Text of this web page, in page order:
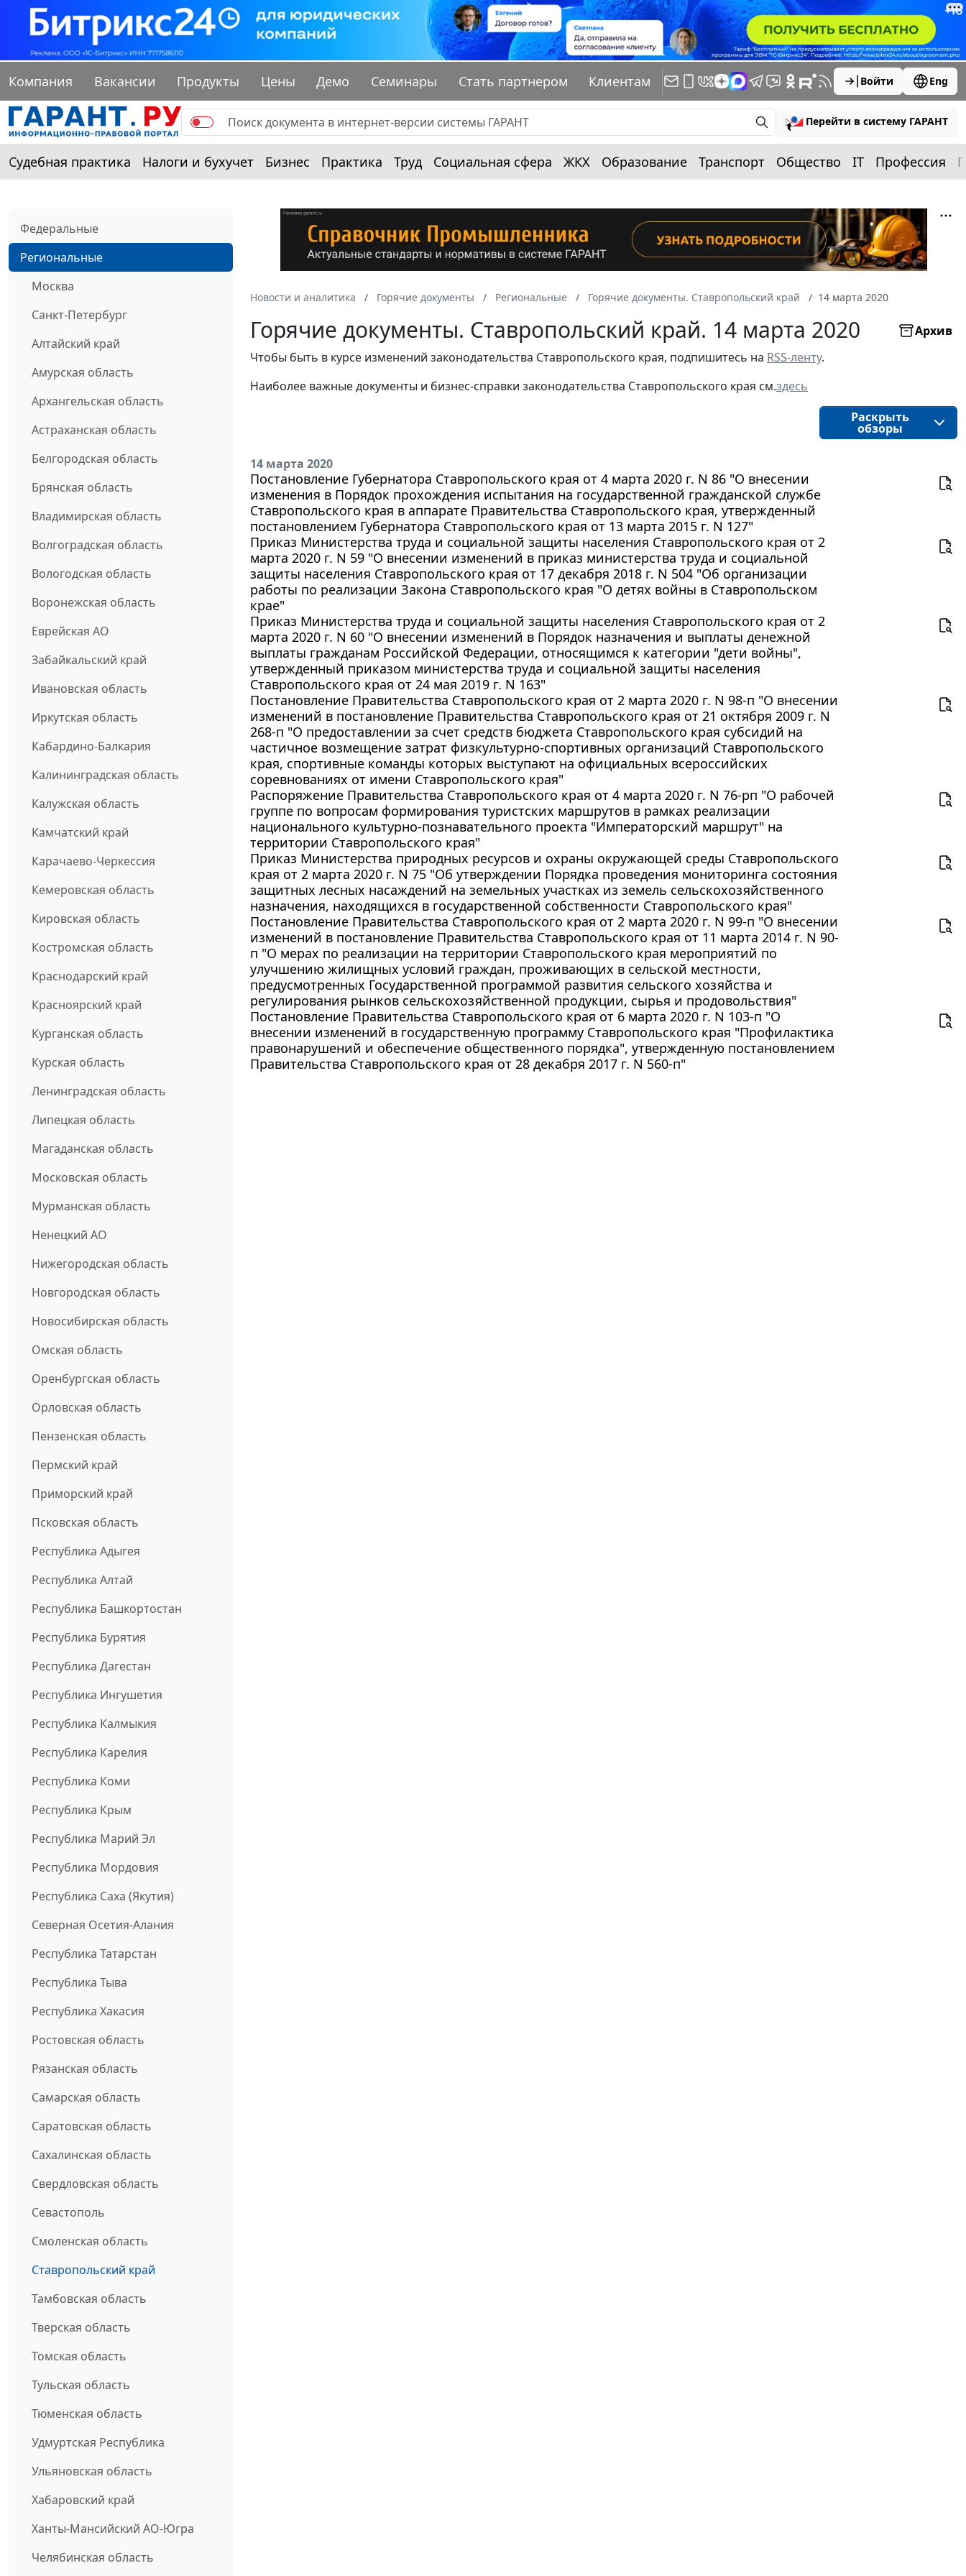
Компания Вакансии Продукты Цены Демо Семинары Стать партнером Клиентам Войти Eng
Перейти в систему ГАРАНТ
Судебная практика Налоги и бухучет Бизнес Практика Труд Социальная сфера ЖКХ Образование Транспорт Общество IT Профессия
Федеральные
Региональные
Москва
Санкт-Петербург
Алтайский край
Амурская область
Архангельская область
Астраханская область
Белгородская область
Брянская область
Владимирская область
Волгоградская область
Вологодская область
Воронежская область
Еврейская АО
Забайкальский край
Ивановская область
Иркутская область
Кабардино-Балкария
Калининградская область
Калужская область
Камчатский край
Карачаево-Черкессия
Кемеровская область
Кировская область
Костромская область
Краснодарский край
Красноярский край
Курганская область
Курская область
Ленинградская область
Липецкая область
Магаданская область
Московская область
Мурманская область
Ненецкий АО
Нижегородская область
Новгородская область
Новосибирская область
Омская область
Оренбургская область
Орловская область
Пензенская область
Пермский край
Приморский край
Псковская область
Республика Адыгея
Республика Алтай
Республика Башкортостан
Республика Бурятия
Республика Дагестан
Республика Ингушетия
Республика Калмыкия
Республика Карелия
Республика Коми
Республика Крым
Республика Марий Эл
Республика Мордовия
Республика Саха (Якутия)
Северная Осетия-Алания
Республика Татарстан
Республика Тыва
Республика Хакасия
Ростовская область
Рязанская область
Самарская область
Саратовская область
Сахалинская область
Свердловская область
Севастополь
Смоленская область
Ставропольский край
Тамбовская область
Тверская область
Томская область
Тульская область
Тюменская область
Удмуртская Республика
Ульяновская область
Хабаровский край
Ханты-Мансийский АО-Югра
Челябинская область
Новости и аналитика Горячие документы Региональные Горячие документы. Ставропольский край 14 марта 2020
Горячие документы. Ставропольский край. 14 марта 2020
Архив
Чтобы быть в курсе изменений законодательства Ставропольского края, подпишитесь на RSS-ленту.
Наиболее важные документы и бизнес-справки законодательства Ставропольского края см.здесь
Раскрыть
обзоры
14 марта 2020
Постановление Губернатора Ставропольского края от 4 марта 2020 г. N 86 "О внесении
изменения в Порядок прохождения испытания на государственной гражданской службе
Ставропольского края в аппарате Правительства Ставропольского края, утвержденный
постановлением Губернатора Ставропольского края от 13 марта 2015 г. N 127"
Приказ Министерства труда и социальной защиты населения Ставропольского края от 2
марта 2020 г. N 59 "О внесении изменений в приказ министерства труда и социальной
защиты населения Ставропольского края от 17 декабря 2018 г. N 504 "Об организации
работы по реализации Закона Ставропольского края "О детях войны в Ставропольском
крае"
Приказ Министерства труда и социальной защиты населения Ставропольского края от 2
марта 2020 г. N 60 "О внесении изменений в Порядок назначения и выплаты денежной
выплаты гражданам Российской Федерации, относящимся к категории "дети войны",
утвержденный приказом министерства труда и социальной защиты населения
Ставропольского края от 24 мая 2019 г. N 163"
Постановление Правительства Ставропольского края от 2 марта 2020 г. N 98-п "О внесении
изменений в постановление Правительства Ставропольского края от 21 октября 2009 г. N
268-п "О предоставлении за счет средств бюджета Ставропольского края субсидий на
частичное возмещение затрат физкультурно-спортивных организаций Ставропольского
края, спортивные команды которых выступают на официальных всероссийских
соревнованиях от имени Ставропольского края"
Распоряжение Правительства Ставропольского края от 4 марта 2020 г. N 76-рп "О рабочей
группе по вопросам формирования туристских маршрутов в рамках реализации
национального культурно-познавательного проекта "Императорский маршрут" на
территории Ставропольского края"
Приказ Министерства природных ресурсов и охраны окружающей среды Ставропольского
края от 2 марта 2020 г. N 75 "Об утверждении Порядка проведения мониторинга состояния
защитных лесных насаждений на земельных участках из земель сельскохозяйственного
назначения, находящихся в государственной собственности Ставропольского края"
Постановление Правительства Ставропольского края от 2 марта 2020 г. N 99-п "О внесении
изменений в постановление Правительства Ставропольского края от 11 марта 2014 г. N 90-
п "О мерах по реализации на территории Ставропольского края мероприятий по
улучшению жилищных условий граждан, проживающих в сельской местности,
предусмотренных Государственной программой развития сельского хозяйства и
регулирования рынков сельскохозяйственной продукции, сырья и продовольствия"
Постановление Правительства Ставропольского края от 6 марта 2020 г. N 103-п "О
внесении изменений в государственную программу Ставропольского края "Профилактика
правонарушений и обеспечение общественного порядка", утвержденную постановлением
Правительства Ставропольского края от 28 декабря 2017 г. N 560-п"